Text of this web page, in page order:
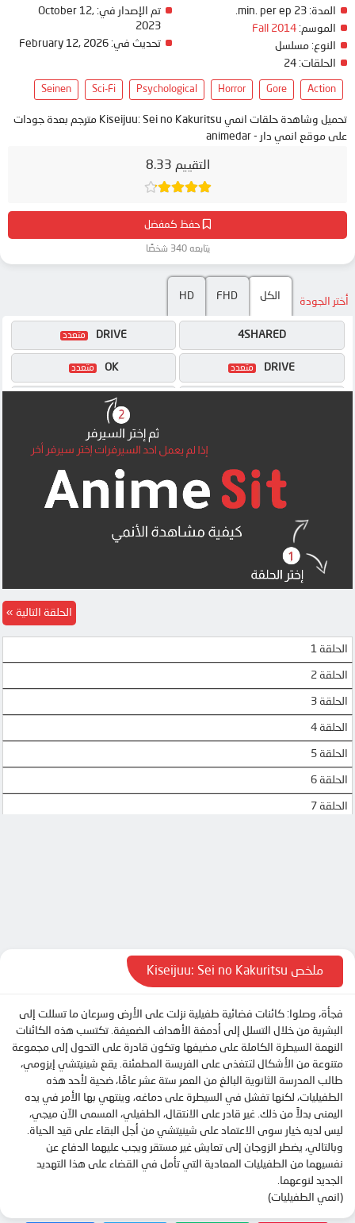
التقييم 8.33
حفظ كمفضل
يتابعه 340 شخصًا
المدة:
الموسم: Fall 2014
النوع: مسلسل
الحلقات:
تم الإصدار في: October 12,
2023
تحديث في: February 12, 2026
Action
Gore
Horror
Psychological
Sci-Fi
Seinen
تحميل وشاهدة حلقات انمي Kiseijuu: Sei no Kakuritsu مترجم بعدة جودات
على موقع انمي دار - animedar
أختر الجودة الكل FHD
HD
OK
DRIVE
MEGA
4SHARED
MP4UPLOAD
DRIVE
الحلقة 1
الحلقة 2
الحلقة 3
الحلقة 4
الحلقة 5
الحلقة 6
الحلقة 7
الحلقة 13
الحلقة 14
الحلقة 15
الحلقة 16
الحلقة 17
الحلقة 18
الحلقة 19
الحلقة 20
الحلقة 21
الحلقة 22
الحلقة التالية
ملخص Kiseijuu: Sei no Kakuritsu
فجأة، وصلوا: كائنات فضائية طفيلية نزلت على الأرض وسرعان ما تسللت إلى
البشرية من خلال التسلل إلى أدمغة الأهداف الضعيفة. تكتسب هذه الكائنات
النهمة السيطرة الكاملة على مضيفها وتكون قادرة على التحول إلى مجموعة
متنوعة من الأشكال لتتغذى على الفريسة المطمئنة. يقع شينيتشي إيزومي،
طالب المدرسة الثانوية البالغ من العمر ستة عشر عامًا، ضحية لأحد هذه
الطفيليات، لكنها تفشل في السيطرة على دماغه، وينتهي بها الأمر في يده
اليمنى بدلاً من ذلك. غير قادر على الانتقال، الطفيلي، المسمى الآن ميجي،
ليس لديه خيار سوى الاعتماد على شينيتشي من أجل البقاء على قيد الحياة.
وبالتالي، يضطر الزوجان إلى تعايش غير مستقر ويجب عليهما الدفاع عن
نفسيهما من الطفيليات المعادية التي تأمل في القضاء على هذا التهديد
الجديد لنوعهما.
(انمي الطفيليات)